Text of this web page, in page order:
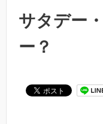
サタデー
ー？